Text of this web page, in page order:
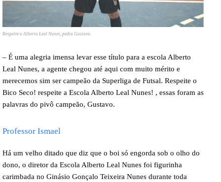
Respeite o Alberto Leal Nunes, pediu Gustavo.
– É uma alegria imensa levar esse título para a escola Alberto
Leal Nunes, a agente chegou até aqui com muito mérito e
merecemos sim ser campeão da Superliga de Futsal. Respeite o
Bico Seco! respeite a Escola Alberto Leal Nunes! , essas foram as
palavras do pivô campeão, Gustavo.
Professor Ismael
Há um velho ditado que diz que o boi só engorda sob o olho do
dono, o diretor da Escola Alberto Leal Nunes foi figurinha
carimbada no Ginásio Gonçalo Teixeira Nunes durante toda